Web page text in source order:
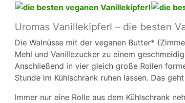
Uromas Vanillekipferl – die besten
Die Walnüsse mit der veganen Butter*
Mehl und Vanillezucker zu einem
Anschließend in vier gleich große Rollen
Stunde im Kühlschrank ruhen lassen. Das
Immer nur eine Rolle aus dem Kühlschrank